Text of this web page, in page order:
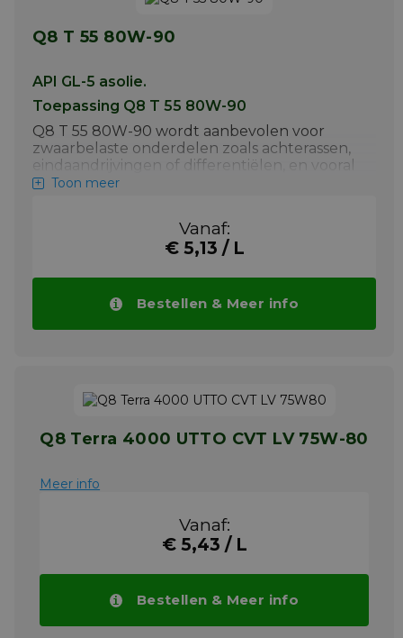
Q8 T 55 80W-90
API GL-5 asolie.
Toepassing Q8 T 55 80W-90
Q8 T 55 80W-90 wordt aanbevolen voor
zwaarbelaste onderdelen zoals achterassen,
eindaandrijvingen of differentiëlen, en vooral
bijhypoïde transmissies. Het voldoet aan de
bouwmachines, lichte enzware
vrachtwagens en bedrijfsvoertuigen die
hoge snelheid/laag koppel of lage
snelheid/hoogkoppel.
Meer info
Toon meer
Vanaf:
€ 5,13 / L
Bestellen & Meer info
Q8 Terra 4000 UTTO CVT LV 75W-80
Meer info
Vanaf:
€ 5,43 / L
Bestellen & Meer info